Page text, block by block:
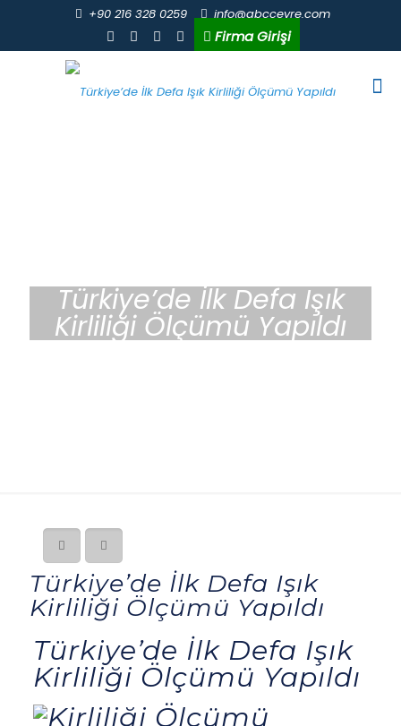
+90 216 328 0259 info@abccevre.com
Firma Girişi
Türkiye’de İlk Defa Işık
Kirliliği Ölçümü Yapıldı
Türkiye’de İlk Defa Işık
Kirliliği Ölçümü Yapıldı
Türkiye’de İlk Defa Işık
Kirliliği Ölçümü Yapıldı